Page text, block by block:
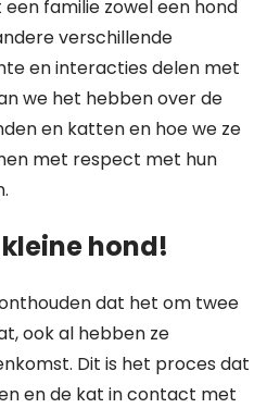
familie zowel een hond
verschillende
en interacties delen met
we het hebben over de
en katten en hoe we ze
met respect met hun
hond!
dat het om twee
ook al hebben ze
Dit is het proces dat
en de kat in contact met